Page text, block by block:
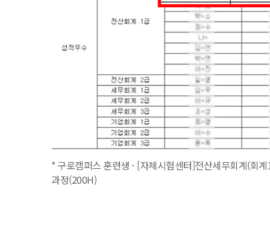
* 구로캠퍼스 훈련생 - [자체시험센터]전산세무회계(회
과정(200H)